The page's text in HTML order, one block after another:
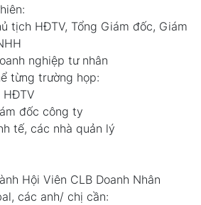
tịch HĐTV, Tổng Giám đốc, Giám
nghiệp tư nhân
từng trường họp:
HĐTV
đốc công ty
tế, các nhà quản lý
Hội Viên CLB Doanh Nhân
các anh/ chị cần: